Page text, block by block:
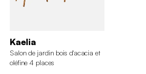
Kaelia
Salon de jardin bois d'acacia et
oléfine 4 places